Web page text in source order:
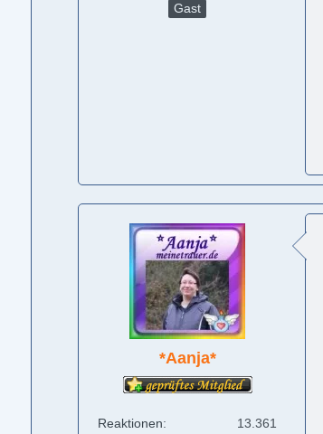
Gast
*Aanja*
Reaktionen 13.361